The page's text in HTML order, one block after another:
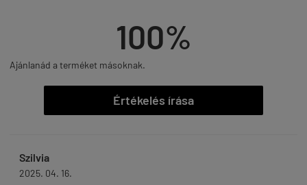
100%
Ajánlanád a terméket másoknak.
Értékelés írása
Szilvia
2025. 04. 16.